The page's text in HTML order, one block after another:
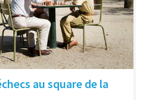
au square de la